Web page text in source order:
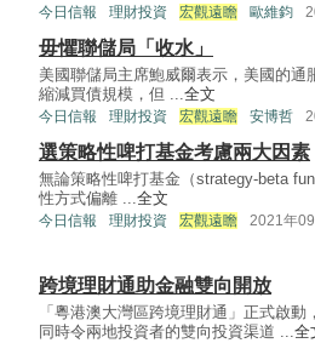
今日信報 理財投資 宏觀遠瞻 歐維鈞
毋懼聯儲局「收水」
美國聯儲局主席鮑威爾表示，美國的
縮減買債規模，但 ...全文
今日信報 理財投資 宏觀遠瞻 安博哲
選策略性啤打基金考慮兩大因素
無論策略性啤打基金（strategy-beta
性方式偏離 ...全文
今日信報 理財投資 宏觀遠瞻 2021年
跨境理財通助金融雙向開放
「粵港澳大灣區跨境理財通」正式啟
同時令兩地投資者的雙向投資渠道 ... 全